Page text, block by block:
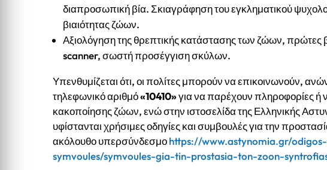
διαπροσωπική βία. Σκιαγράφηση του εγκληματικού
βιαιότητας ζώων.
Αξιολόγηση της θρεπτικής κατάστασης των ζώων, πρώτες
scanner, σωστή προσέγγιση σκύλων.
Υπενθυμίζεται ότι, οι πολίτες μπορούν να επικοινωνούν,
τηλεφωνικό αριθμό«10410»για να παρέχουν πληροφορίες ή
κακοποίησης ζώων, ενώ στην ιστοσελίδα της Ελληνικής
υφίστανται χρήσιμες οδηγίες και συμβουλές για την
ακόλουθο υπερσύνδεσμοhttps://www.astynomia.gr/
symvoules/symvoules-gia-tin-prostasia-ton-zoon-